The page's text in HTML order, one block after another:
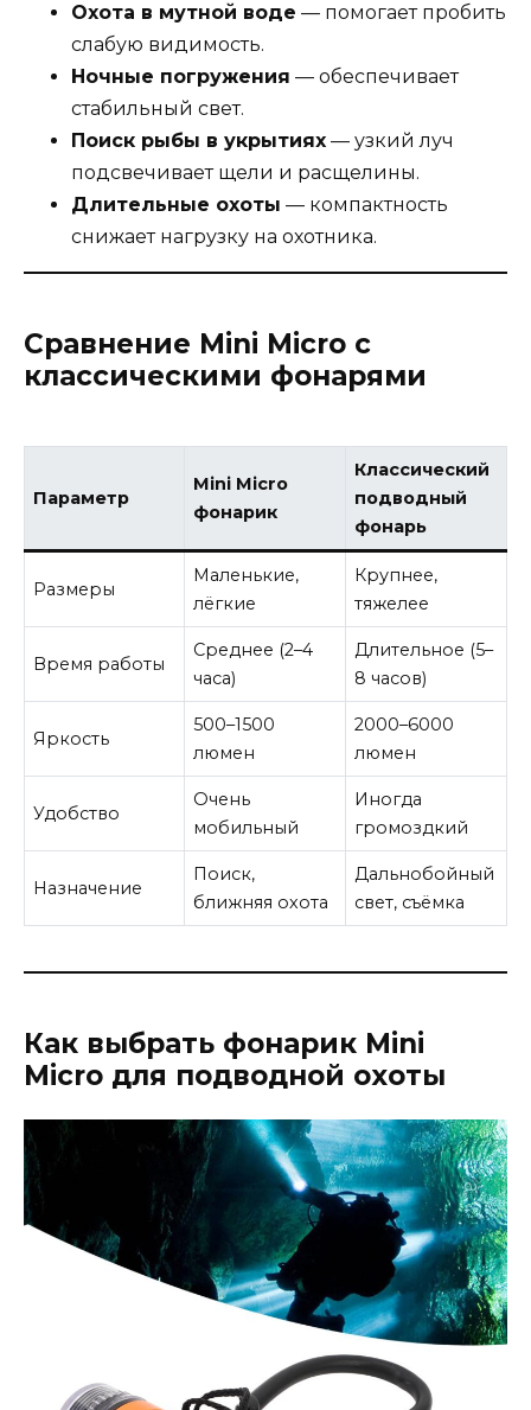
Охота в мутной воде — помогает пробить
слабую видимость.
Ночные погружения — обеспечивает
стабильный свет.
Поиск рыбы в укрытиях — узкий луч
подсвечивает щели и расщелины.
Длительные охоты — компактность
снижает нагрузку на охотника.
Сравнение Mini Micro с
классическими фонарями
Параметр
Mini Micro
фонарик
Классический
подводный
фонарь
Размеры
Маленькие,
лёгкие
Крупнее,
тяжелее
Время работы
Среднее (2–4
часа)
Длительное (5–
8 часов)
Яркость
500–1500
люмен
2000–6000
люмен
Удобство
Очень
мобильный
Иногда
громоздкий
Назначение
Поиск,
ближняя охота
Дальнобойный
свет, съёмка
Как выбрать фонарик Mini
Micro для подводной охоты